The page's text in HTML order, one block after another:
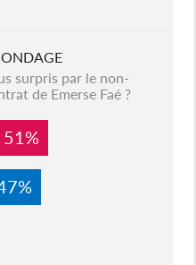
surpris par le non-
de Emerse Faé ?
51%